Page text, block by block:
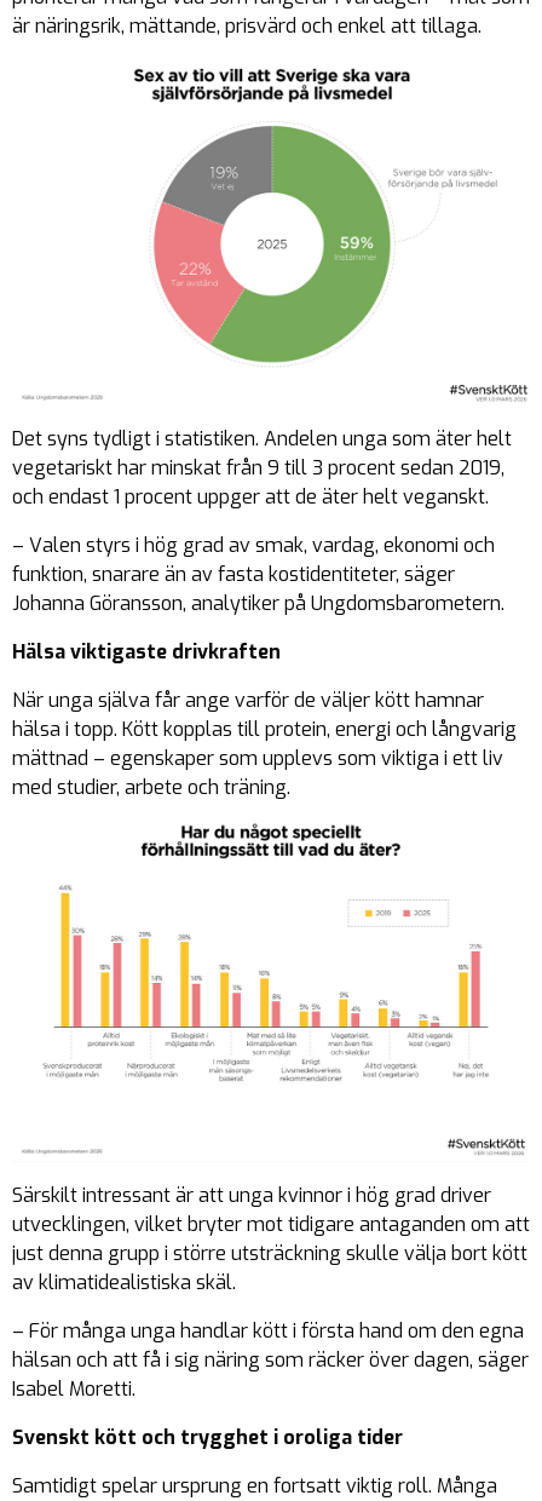
är näringsrik, mättande, prisvärd och enkel att tillaga.
Det syns tydligt i statistiken. Andelen unga som äter helt
vegetariskt har minskat från 9 till 3 procent sedan 2019,
och endast 1 procent uppger att de äter helt veganskt.
– Valen styrs i hög grad av smak, vardag, ekonomi och
funktion, snarare än av fasta kostidentiteter, säger
Johanna Göransson, analytiker på Ungdomsbarometern.
Hälsa viktigaste drivkraften
När unga själva får ange varför de väljer kött hamnar
hälsa i topp. Kött kopplas till protein, energi och långvarig
mättnad – egenskaper som upplevs som viktiga i ett liv
med studier, arbete och träning.
Särskilt intressant är att unga kvinnor i hög grad driver
utvecklingen, vilket bryter mot tidigare antaganden om att
just denna grupp i större utsträckning skulle välja bort kött
av klimatidealistiska skäl.
– För många unga handlar kött i första hand om den egna
hälsan och att få i sig näring som räcker över dagen, säger
Isabel Moretti.
Svenskt kött och trygghet i oroliga tider
Samtidigt spelar ursprung en fortsatt viktig roll. Många